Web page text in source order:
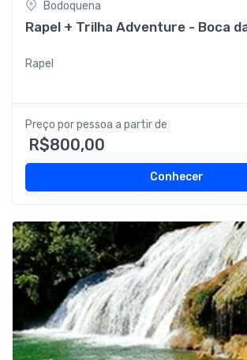
Bodoquena
Rapel + Trilha Adventure - Boca
Rapel
Preço por pessoa a partir de
R$800,00
Conhecer